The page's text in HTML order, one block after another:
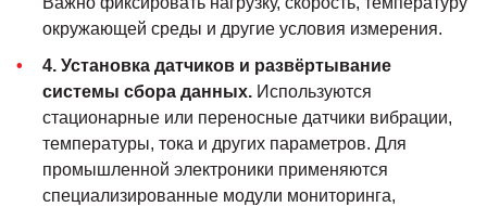
окружающей среды и другие условия измерения.
4. Установка датчиков и развёртывание
системы сбора данных. Используются
стационарные или переносные датчики вибрации,
температуры, тока и других параметров. Для
промышленной электроники применяются
специализированные модули мониторинга,